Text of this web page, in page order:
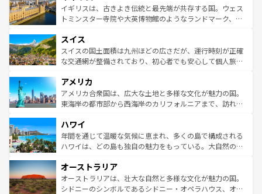
香り高いラベンダー畑など、多彩な楽しみ方が可能だ。さ
らに、パリ以外の地域にも魅力が溢れており、どの街角に
れる地方に足を運ぶとそれぞれで全く異なる文化を体験で
きるだろう。 なお、新着のフランス情報はコンテンツ一覧
を参照してほしい。
ルリンの文化的活気、バイエルン州のアルプスの絶景、そ
してライン川沿いのワイン畑といった風景は必見。ビール
は、お酒好きな人にはぜひ体験してほしい。 なお、新着の
ドイツ情報はコンテンツ一覧を参照してほしい。
イギリスは、古きよき伝統と最先端が共存する国。ウェス
トミンスター寺院や大英博物館のようなランドマーク、歴
リアごとに異なる魅力がある。また、優雅なアフタヌーン
ティー、ビール好きにはたまらない英国パブ、サッカー観
戦など、本場だからこそできる体験も豊富。イギリスを旅
ンツ一覧を参照してほしい。
スイス
スイスの国土面積は九州ほどの広さだが、運行時刻が正確
な交通網が整備されており、初心者でも安心して個人旅行
の建物がそのまま残る町や、スイスならではのユニークな
博物館もあり、アルプス観光だけでなく町歩きも満喫する
ことができる。国民の所得が高いため物価も高いが、旅行
ば市内交通費無料で観光を楽しむこともできる。 なお、新
着のスイス情報はコンテンツ一覧 を参照してほしい。
アメリカ
アメリカ合衆国は、広大な土地と多様な文化が魅力の国。
東海岸の都市部から西海岸のカリフォルニアまで、訪れる
のような巨大都市は、観光、ショッピング、エンターテイ
ンメントが詰まった刺激的なスポットだ。一方、アメリカ
西部には大自然が広がり、グランドキャニオンやイエロー
部のニューオーリンズでは、音楽と美食が融合した独特の
文化が魅力。旅行者はアメリカの各地域で異なる魅力を楽
しみながら、その多様性と豊かな歴史を感じることができ
ハワイ
年間を通じて温暖な気候に恵まれ、多くの島で構成される
ハワイは、どの島も独自の魅力をもっている。大自然の神
ワイ島は見逃せない。また、定番の観光地といえばオアフ
島だが、静かな自然を求めるならマウイ島やカウアイ島が
おすすめ。エメラルドグリーンに輝く海をはじめ、豊かな
オーストラリア
オーストラリアは、壮大な自然と多様な文化が魅力の国。
シドニーのシンボルであるシドニー・オペラハウス、オー